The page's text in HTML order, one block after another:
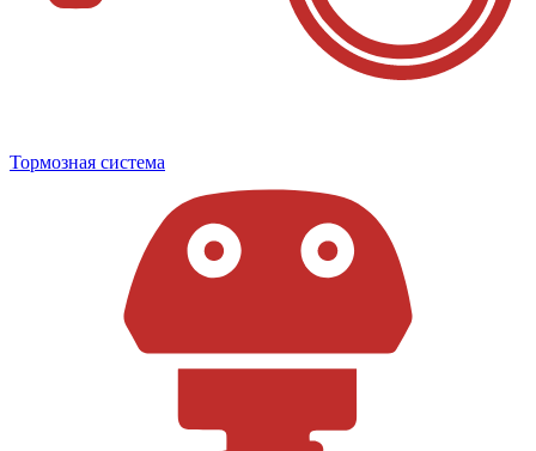
Тормозная система